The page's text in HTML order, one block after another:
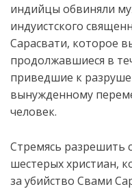
индийцы обвиняли
индуистского
Сарасвати, которое
продолжавшиеся в
приведшие к
вынужденному
человек.
Стремясь разрешить
шестерых христиан,
за убийство Свами